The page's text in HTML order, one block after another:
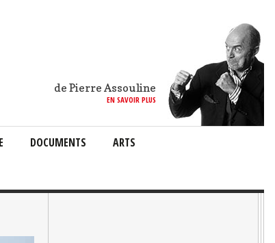
de Pierre Assouline
EN SAVOIR PLUS
DOCUMENTS ARTS